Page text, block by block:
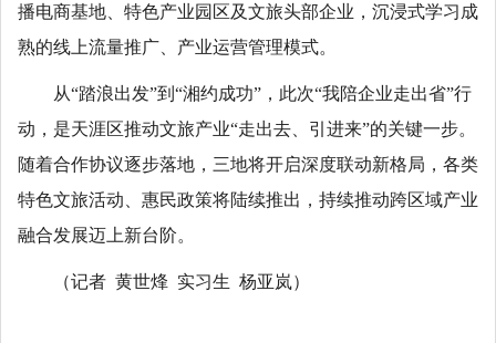
播电商基地、特色产业园区及文旅头部企业，沉浸式学习成
熟的线上流量推广、产业运营管理模式。
从“踏浪出发”到“湘约成功”，此次“我陪企业走出省”行
动，是天涯区推动文旅产业“走出去、引进来”的关键一步。
随着合作协议逐步落地，三地将开启深度联动新格局，各类
特色文旅活动、惠民政策将陆续推出，持续推动跨区域产业
融合发展迈上新台阶。
（记者 黄世烽 实习生 杨亚岚）